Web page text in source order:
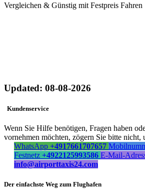
Vergleichen & Günstig mit Festpreis Fahren
Updated: 08-08-2026
Kundenservice
Wenn Sie Hilfe benötigen, Fragen haben
vornehmen möchten, zögern Sie bitte nicht,
WhatsApp +4917661707657
Festnetz +4922125993586 E-Mail-
info@airporttaxis24.com
Der einfachste Weg zum Flughafen